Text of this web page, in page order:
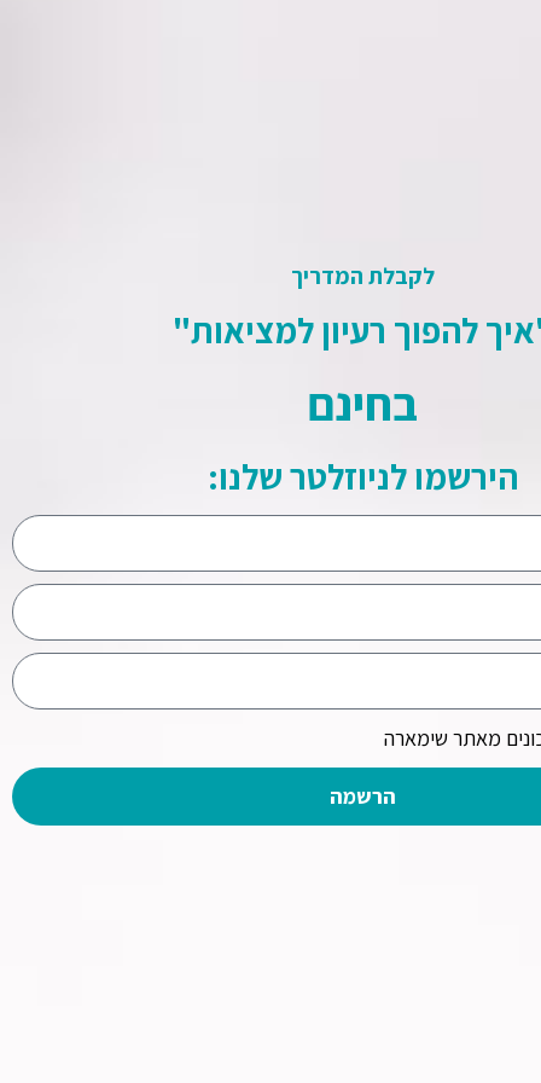
בפועל.
המסמך כולל:
האפליקציה.
מהו היקף הפיתוח והעלויות
מורכב מדי לגרסה ראשונה,
זמן!
לקבלת המדריך
להפוך רעיון למציאות"
בחינם
הירשמו לניוזלטר שלנו:
מאתר שימארה
הרשמה